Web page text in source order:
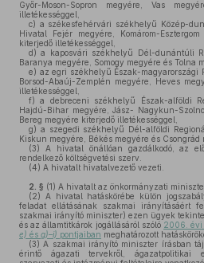
Győr-Moson-Sopron megyére, Vas
illetékességgel,
c) a székesfehérvári székhelyű Közép-
Hivatal Fejér megyére, Komárom-
kiterjedő illetékességgel,
d) a kaposvári székhelyű Dél-dunántúli
Baranya megyére, Somogy megyére és Tolna
e) az egri székhelyű Észak-magyarországi
Borsod-Abaúj-Zemplén megyére, Heves
illetékességgel,
f) a debreceni székhelyű Észak-alföldi
Hajdú-Bihar megyére, Jász- Nagykun-
Bereg megyére kiterjedő illetékességgel,
g) a szegedi székhelyű Dél-alföldi
Kiskun megyére, Békés megyére és Csongrád
(3) A hivatal önállóan gazdálkodó, az
rendelkező költségvetési szerv.
(4) A hivatalt hivatalvezető vezeti.
2. § (1) A hivatalt az önkormányzati
(2) A hivatal hatáskörébe külön
feladat ellátásának szakmai irányításáért
szakmai irányító miniszter) ezen ügyek
és az államtitkárok jogállásáról szóló 2006. évi
e) és g)–i) pontjaiban meghatározott
(3) A szakmai irányító miniszter írásban
érintő ágazati tervekről, ágazatpolitikai